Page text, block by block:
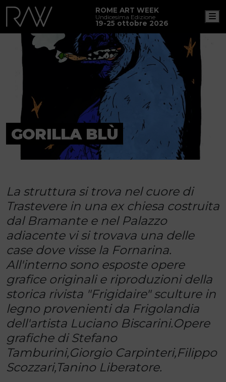
ROME ART WEEK
Undicesima Edizione
19-25 ottobre 2026
GORILLA BLÙ
La struttura si trova nel cuore di
Trastevere in una ex chiesa costruita
dal Bramante e nel Palazzo
adiacente vi si trovava una delle
case dove visse la Fornarina.
All'interno sono esposte opere
grafice originali e riproduzioni della
storica rivista "Frigidaire" sculture in
legno provenienti da Frigolandia
dell'artista Luciano Biscarini.Opere
grafiche di Stefano
Tamburini,Giorgio Carpinteri,Filippo
Scozzari,Tanino Liberatore.